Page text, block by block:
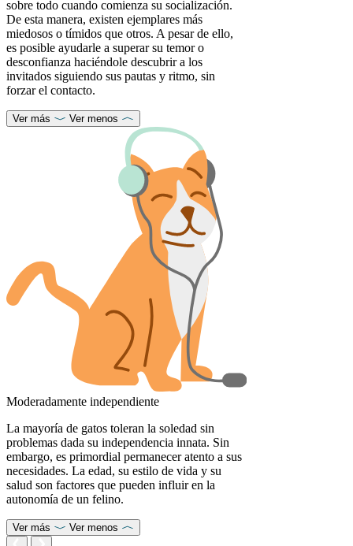
sobre todo cuando comienza su socialización.
De esta manera, existen ejemplares más
miedosos o tímidos que otros. A pesar de ello,
es posible ayudarle a superar su temor o
desconfianza haciéndole descubrir a los
invitados siguiendo sus pautas y ritmo, sin
forzar el contacto.
Ver más Ver menos
Moderadamente independiente
La mayoría de gatos toleran la soledad sin
problemas dada su independencia innata. Sin
embargo, es primordial permanecer atento a sus
necesidades. La edad, su estilo de vida y su
salud son factores que pueden influir en la
autonomía de un felino.
Ver más Ver menos